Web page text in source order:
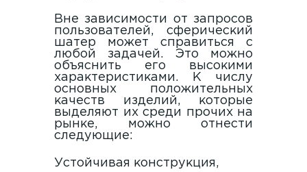
Вне зависимости от запросов
пользователей, сферический
шатер может справиться с
любой задачей. Это можно
объяснить его высокими
характеристиками. К числу
основных положительных
качеств изделий, которые
выделяют их среди прочих на
рынке, можно отнести
следующие:
Устойчивая конструкция,